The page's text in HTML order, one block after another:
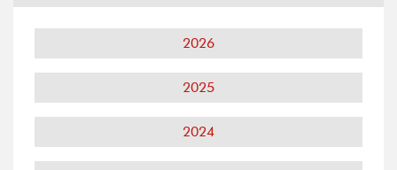
2026
2025
2024